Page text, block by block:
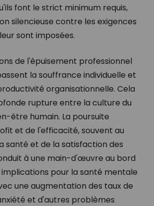
font le strict minimum requis,
silencieuse contre les exigences
sont imposées.
de l'épuisement professionnel
la souffrance individuelle et
organisationnelle. Cela
rupture entre la culture du
être humain. La poursuite
et de l'efficacité, souvent au
santé et de la satisfaction des
à une main-d'œuvre au bord
implications pour la santé mentale
une augmentation des taux de
et d'autres problèmes